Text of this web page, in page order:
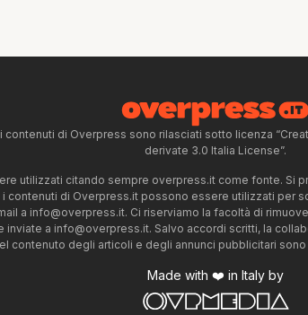
di Overpress sono rilasciati sotto licenza
derivate 3.0 Italia License”.
utilizzati citando sempre overpress.it come fonte. Si
i contenuti di Overpress.it possono essere utilizzati per
a info@overpress.it. Ci riserviamo la facoltà di
inviate a info@overpress.it. Salvo accordi scritti, la
contenuto degli articoli e degli annunci pubblicitari
Made with ❤️ in Italy by